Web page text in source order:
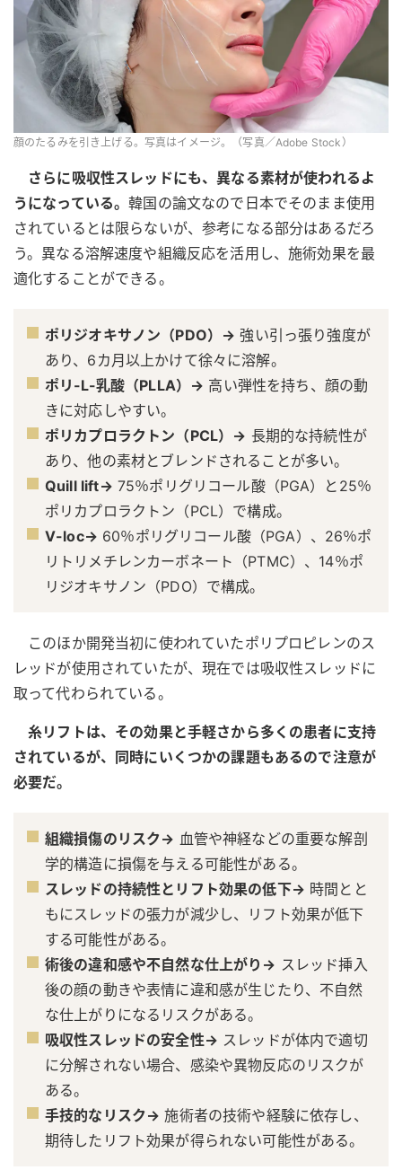
顔のたるみを引き上げる。写真はイメージ。（写真／Adobe Stock）
さらに吸収性スレッドにも、異なる素材が使われるよ
うになっている。韓国の論文なので日本でそのまま使用
されているとは限らないが、参考になる部分はあるだろ
う。異なる溶解速度や組織反応を活用し、施術効果を最
適化することができる。
ポリジオキサノン（PDO）→ 強い引っ張り強度が
あり、6カ月以上かけて徐々に溶解。
ポリ-L-乳酸（PLLA）→ 高い弾性を持ち、顔の動
きに対応しやすい。
ポリカプロラクトン（PCL）→ 長期的な持続性が
あり、他の素材とブレンドされることが多い。
Quill lift→ 75％ポリグリコール酸（PGA）と25％
ポリカプロラクトン（PCL）で構成。
V-loc→ 60％ポリグリコール酸（PGA）、26％ポ
リトリメチレンカーボネート（PTMC）、14％ポ
リジオキサノン（PDO）で構成。
このほか開発当初に使われていたポリプロピレンのス
レッドが使用されていたが、現在では吸収性スレッドに
取って代わられている。
糸リフトは、その効果と手軽さから多くの患者に支持
されているが、同時にいくつかの課題もあるので注意が
必要だ。
組織損傷のリスク→ 血管や神経などの重要な解剖
学的構造に損傷を与える可能性がある。
スレッドの持続性とリフト効果の低下→ 時間とと
もにスレッドの張力が減少し、リフト効果が低下
する可能性がある。
術後の違和感や不自然な仕上がり→ スレッド挿入
後の顔の動きや表情に違和感が生じたり、不自然
な仕上がりになるリスクがある。
吸収性スレッドの安全性→ スレッドが体内で適切
に分解されない場合、感染や異物反応のリスクが
ある。
手技的なリスク→ 施術者の技術や経験に依存し、
期待したリフト効果が得られない可能性がある。